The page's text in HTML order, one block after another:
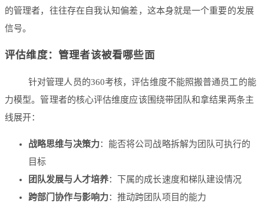
的管理者，往往存在自我认知偏差，这本身就是一个重要的发展
信号。
评估维度：管理者该被看哪些面
针对管理人员的360考核，评估维度不能照搬普通员工的能
力模型。管理者的核心评估维度应该围绕带团队和拿结果两条主
线展开：
战略思维与决策力：能否将公司战略拆解为团队可执行的
目标
团队发展与人才培养：下属的成长速度和梯队建设情况
跨部门协作与影响力：推动跨团队项目的能力